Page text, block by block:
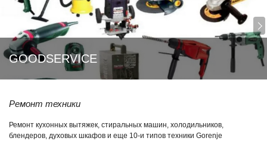
GOODSERVICE
Ремонт техники
Ремонт кухонных вытяжек, стиральных машин, холодильников,
блендеров, духовых шкафов и еще 10-и типов техники Gorenje